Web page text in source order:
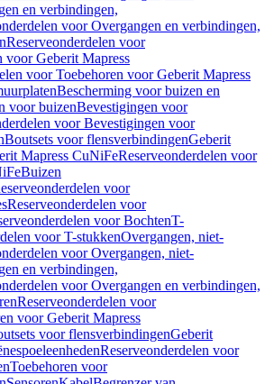
en verbindingen,
voor Overgangen en verbindingen,
Reserveonderdelen voor
voor Geberit Mapress
voor Toebehoren voor Geberit Mapress
Bescherming voor buizen en
voor buizenBevestigingen voor
voor Bevestigingen voor
Boutsets voor flensverbindingenGeberit
Mapress CuNiFeReserveonderdelen voor
Buizen
voor
Reserveonderdelen voor
voor BochtenT-
voor T-stukkenOvergangen, niet-
voor Overgangen, niet-
en verbindingen,
voor Overgangen en verbindingen,
Reserveonderdelen voor
voor Geberit Mapress
voor flensverbindingenGeberit
Reserveonderdelen voor
Toebehoren voor